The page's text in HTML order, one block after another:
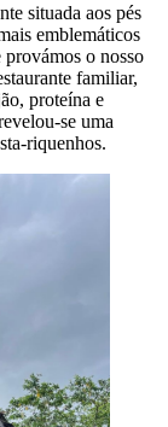
situada aos pés
emblemáticos
o nosso
familiar,
proteína e
se uma
riquenhos.